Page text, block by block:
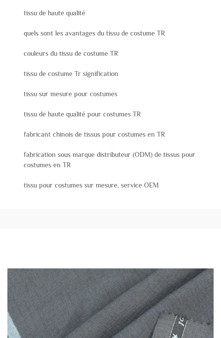
tissu de haute qualité
quels sont les avantages du tissu de costume TR
couleurs du tissu de costume TR
tissu de costume Tr signification
tissu sur mesure pour costumes
tissu de haute qualité pour costumes TR
fabricant chinois de tissus pour costumes en TR
fabrication sous marque distributeur (ODM) de tissus pour
costumes en TR
tissu pour costumes sur mesure, service OEM